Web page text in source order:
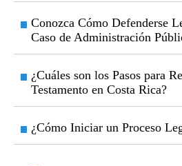
Conozca Cómo Defenderse
Caso de Administración
¿Cuáles son los Pasos para
Testamento en Costa Rica?
¿Cómo Iniciar un Proceso